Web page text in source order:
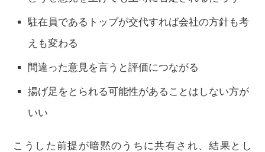
駐在員であるトップが交代すれば会社の方針も考
えも変わる
間違った意見を言うと評価につながる
揚げ足をとられる可能性があることはしない方が
いい
こうした前提が暗黙のうちに共有され、結果とし